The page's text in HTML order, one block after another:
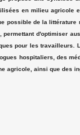
en milieu agricole
possible de la littérature
d'optimiser
pour les travailleurs.
hospitaliers, des
agricole, ainsi que des